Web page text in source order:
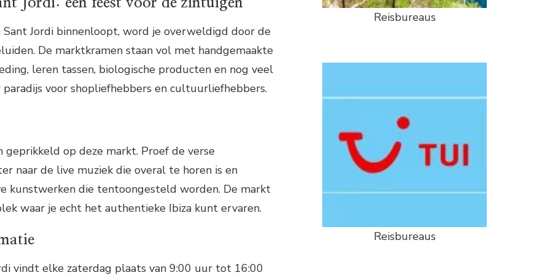
Sant Jordi binnenloopt, word je overweldigd door de
De marktkramen staan vol met handgemaakte
leren tassen, biologische producten en nog veel
voor shopliefhebbers en cultuurliefhebbers.
op deze markt. Proef de verse
naar de live muziek die overal te horen is en
kunstwerken die tentoongesteld worden. De markt
waar je echt het authentieke Ibiza kunt ervaren.
vindt elke zaterdag plaats van 9:00 uur tot 16:00
Reisbureaus
Reisbureaus